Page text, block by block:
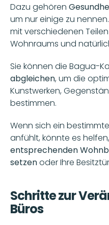
Dazu gehören
um nur einige zu
mit verschiedenen
Wohnraums und
Sie können die Bagua-
abgleichen, um die
Kunstwerken,
bestimmen.
Wenn sich ein
entsprechenden
setzen oder Ihre
Schritte zur
Büros